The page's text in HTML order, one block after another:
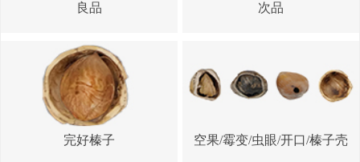
良品 次品
完好榛子 空果/霉变/虫眼/开口/榛子壳